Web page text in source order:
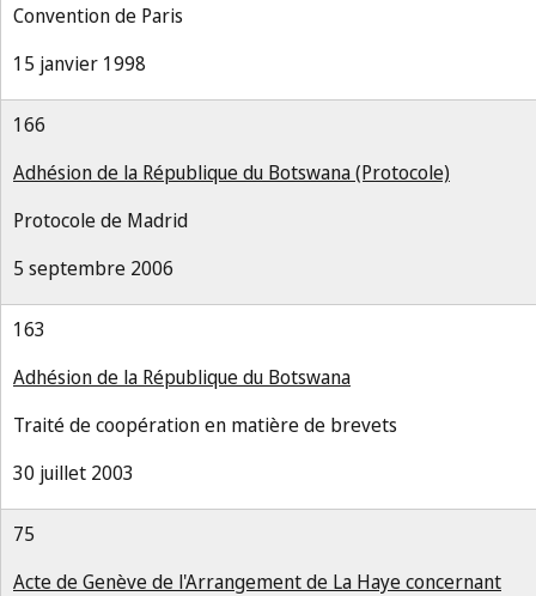
Convention de Paris
15 janvier 1998
166
Adhésion de la République du Botswana (Protocole)
Protocole de Madrid
5 septembre 2006
163
Adhésion de la République du Botswana
Traité de coopération en matière de brevets
30 juillet 2003
75
Acte de Genève de l'Arrangement de La Haye concernant